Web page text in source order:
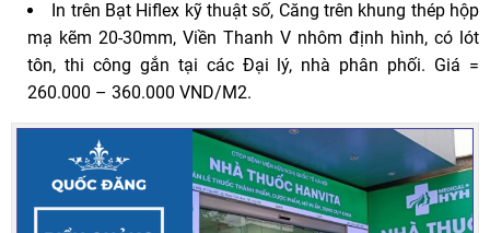
In trên Bạt Hiflex kỹ thuật số, Căng trên khung thép hộp
mạ kẽm 20-30mm, Viền Thanh V nhôm định hình, có lót
tôn, thi công gắn tại các Đại lý, nhà phân phối. Giá =
260.000 – 360.000 VND/M2.